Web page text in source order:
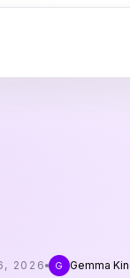
2026 G Gemma